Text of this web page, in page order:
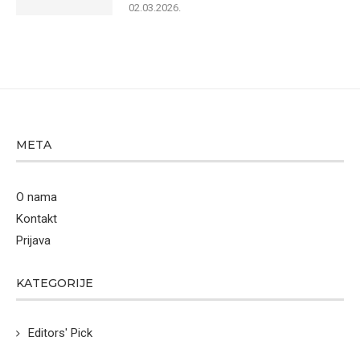
02.03.2026.
META
O nama
Kontakt
Prijava
KATEGORIJE
Editors' Pick